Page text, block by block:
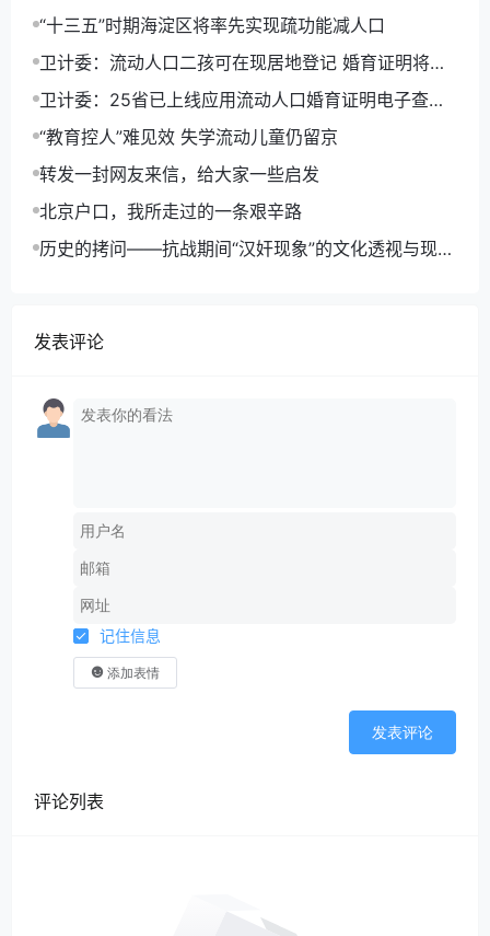
“十三五”时期海淀区将率先实现疏功能减人口
卫计委：流动人口二孩可在现居地登记 婚育证明将电
子化
卫计委：25省已上线应用流动人口婚育证明电子查询
平台
“教育控人”难见效 失学流动儿童仍留京
转发一封网友来信，给大家一些启发
北京户口，我所走过的一条艰辛路
历史的拷问——抗战期间“汉奸现象”的文化透视与现实
发表评论
记住信息
添加表情
发表评论
评论列表